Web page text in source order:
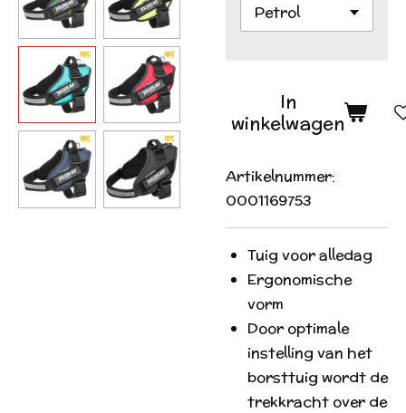
In
winkelwagen
Artikelnummer:
0001169753
Tuig voor alledag
Ergonomische
vorm
Door optimale
instelling van het
borsttuig wordt de
trekkracht over de